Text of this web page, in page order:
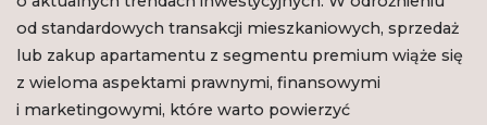
od standardowych transakcji mieszkaniowych, sprzedaż
lub zakup apartamentu z segmentu premium wiąże się
z wieloma aspektami prawnymi, finansowymi
i marketingowymi, które warto powierzyć